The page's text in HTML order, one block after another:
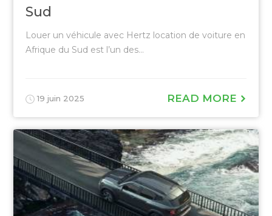
Sud
Louer un véhicule avec Hertz location de voiture en
Afrique du Sud est l’un des...
19 juin 2025 READ MORE